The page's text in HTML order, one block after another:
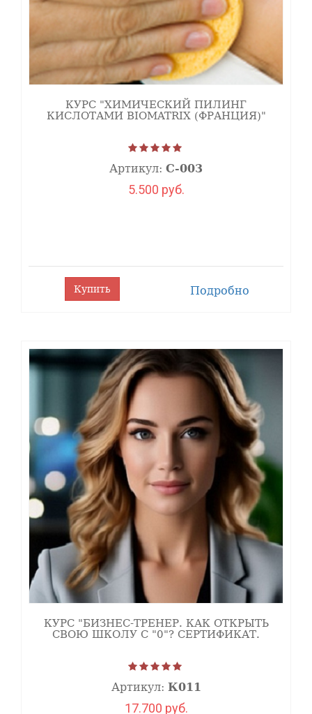
КУРС "ХИМИЧЕСКИЙ ПИЛИНГ
КИСЛОТАМИ BIOMATRIX (ФРАНЦИЯ)"
Артикул: С-003
5.500 руб.
Купить Подробно
КУРС "БИЗНЕС-ТРЕНЕР. КАК ОТКРЫТЬ
СВОЮ ШКОЛУ С "0"? СЕРТИФИКАТ.
Артикул: К011
17.700 руб.